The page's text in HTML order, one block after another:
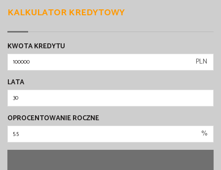
KALKULATOR KREDYTOWY
KWOTA KREDYTU
PLN
LATA
OPROCENTOWANIE ROCZNE
%